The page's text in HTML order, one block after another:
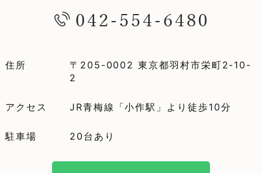
住所
〒205-0002 東京都羽村市栄町2-10-
2
アクセス JR青梅線「小作駅」より徒歩10分
駐車場 20台あり